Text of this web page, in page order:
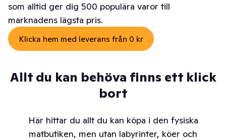
som alltid ger dig 500 populära varor till
marknadens lägsta pris.
Klicka hem med leverans från 0 kr
Allt du kan behöva finns ett klick
bort
Här hittar du allt du kan köpa i den fysiska
matbutiken, men utan labyrinter, köer och